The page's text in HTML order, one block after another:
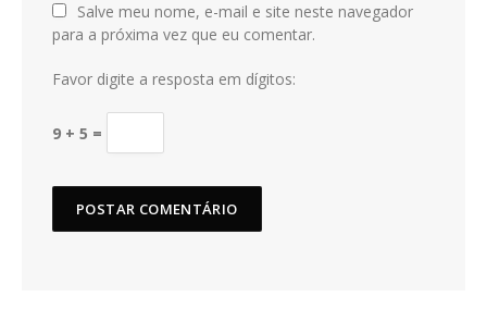
Salve meu nome, e-mail e site neste navegador
para a próxima vez que eu comentar.
Favor digite a resposta em dígitos:
9 + 5 =